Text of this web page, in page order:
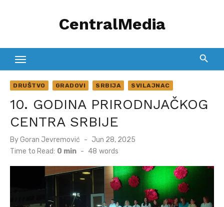
CentralMedia
DRUŠTVO GRADOVI SRBIJA SVILAJNAC
10. GODINA PRIRODNJAČKOG
CENTRA SRBIJE
ByGoran Jevremović
Posted
on
Jun 28, 2025
Time to Read: 0 min - 48 words